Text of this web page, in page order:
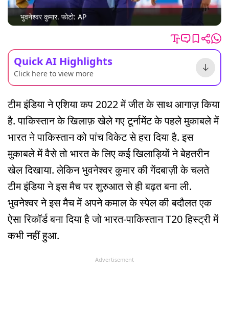
भुवनेश्वर कुमार. फोटो: AP
Quick AI Highlights
Click here to view more
टीम इंडिया ने एशिया कप 2022 में जीत के साथ आगाज़ किया
है. पाकिस्तान के खिलाफ़ खेले गए टूर्नामेंट के पहले मुकाबले में
भारत ने पाकिस्तान को पांच विकेट से हरा दिया है. इस
मुकाबले में वैसे तो भारत के लिए कई खिलाड़ियों ने बेहतरीन
खेल दिखाया. लेकिन भुवनेश्वर कुमार की गेंदबाज़ी के चलते
टीम इंडिया ने इस मैच पर शुरुआत से ही बढ़त बना ली.
भुवनेश्वर ने इस मैच में अपने कमाल के स्पेल की बदौलत एक
ऐसा रिकॉर्ड बना दिया है जो भारत-पाकिस्तान T20 हिस्ट्री में
कभी नहीं हुआ.
Advertisement